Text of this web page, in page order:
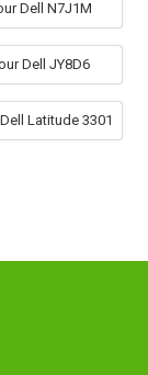
Dell N7J1M
Dell JY8D6
Latitude 3301